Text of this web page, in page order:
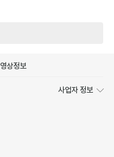
영상정보
사업자 정보